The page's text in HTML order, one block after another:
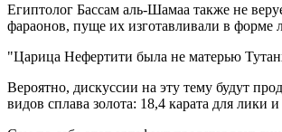
Египтолог Бассам аль-Шамаа также не
фараонов, пуще их изготавливали в форме
"Царица Нефертити была не матерью
Вероятно, дискуссии на эту тему будут
видов сплава золота: 18,4 карата для лики